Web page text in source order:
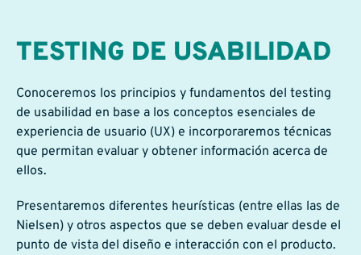
TESTING DE USABILIDAD
Conoceremos los principios y fundamentos del testing
de usabilidad en base a los conceptos esenciales de
experiencia de usuario (UX) e incorporaremos técnicas
que permitan evaluar y obtener información acerca de
ellos.
Presentaremos diferentes heurísticas (entre ellas las de
Nielsen) y otros aspectos que se deben evaluar desde el
punto de vista del diseño e interacción con el producto.